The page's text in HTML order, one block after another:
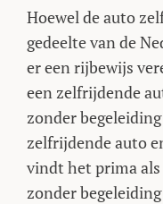
Hoewel de auto
gedeelte van de
er een rijbewijs
een zelfrijdende
zonder
zelfrijdende auto
vindt het prima
zonder